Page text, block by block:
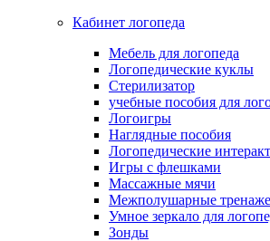
Кабинет логопеда
Мебель для логопеда
Логопедические куклы
Стерилизатор
учебные пособия для
Логоигры
Наглядные пособия
Логопедические
Игры с флешками
Массажные мячи
Межполушарные
Умное зеркало для
Зонды